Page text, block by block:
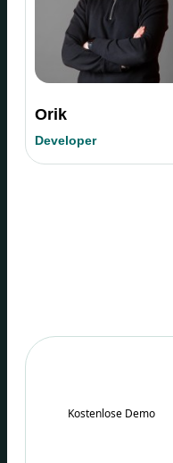
Orik
Developer
Kostenlose Demo